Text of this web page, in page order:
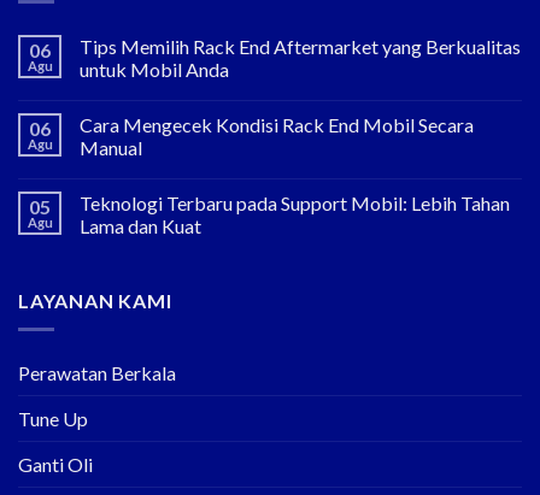
06
Agu
Tips Memilih Rack End Aftermarket yang Berkualitas
untuk Mobil Anda
06
Agu
Cara Mengecek Kondisi Rack End Mobil Secara
Manual
05
Agu
Teknologi Terbaru pada Support Mobil: Lebih Tahan
Lama dan Kuat
LAYANAN KAMI
Perawatan Berkala
Tune Up
Ganti Oli